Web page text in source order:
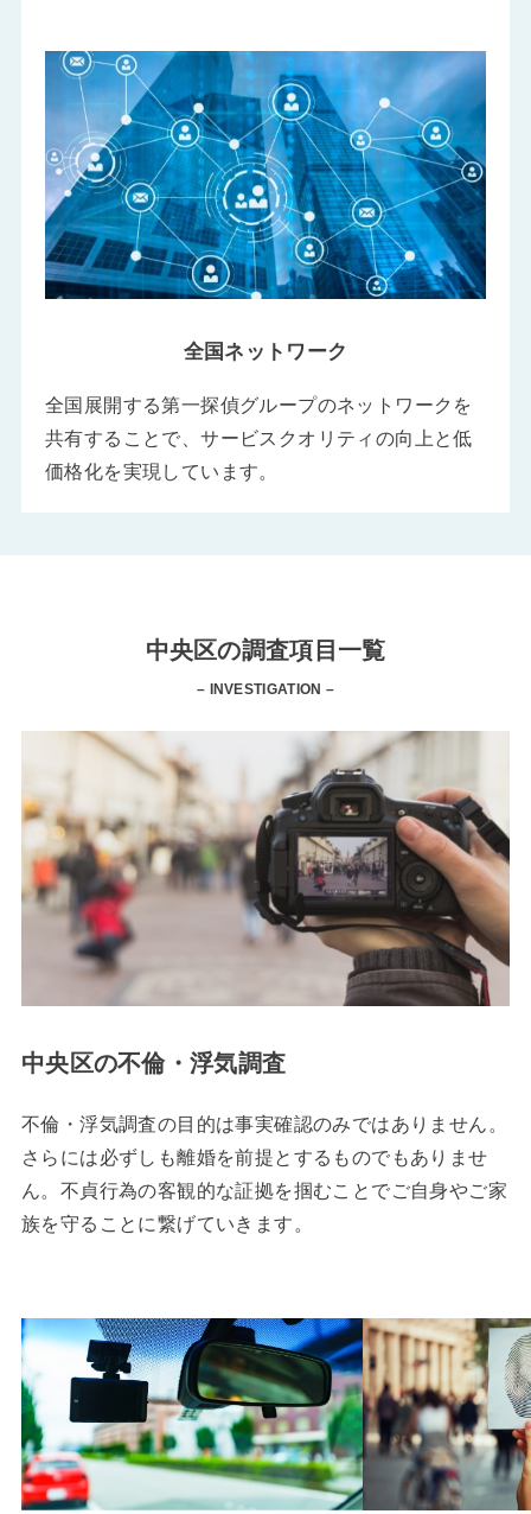
全国ネットワーク
全国展開する第一探偵グループのネットワークを
共有することで、サービスクオリティの向上と低
価格化を実現しています。
中央区の調査項目一覧
– INVESTIGATION –
中央区の不倫・浮気調査
不倫・浮気調査の目的は事実確認のみではありません。
さらには必ずしも離婚を前提とするものでもありませ
ん。不貞行為の客観的な証拠を掴むことでご自身やご家
族を守ることに繋げていきます。